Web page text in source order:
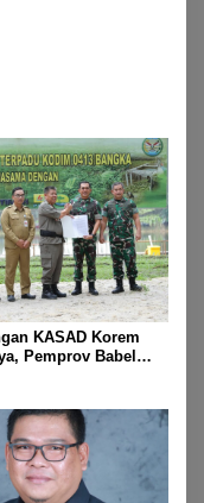
KASAD Korem
Pemprov Babel